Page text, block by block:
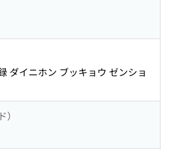
ダイニホン ブッキョウ ゼンショ